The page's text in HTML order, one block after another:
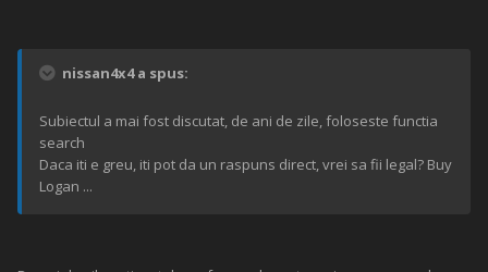
nissan4x4 a spus:
Subiectul a mai fost discutat, de ani de zile, foloseste functia
search
Daca iti e greu, iti pot da un raspuns direct, vrei sa fii legal? Buy
Logan ...